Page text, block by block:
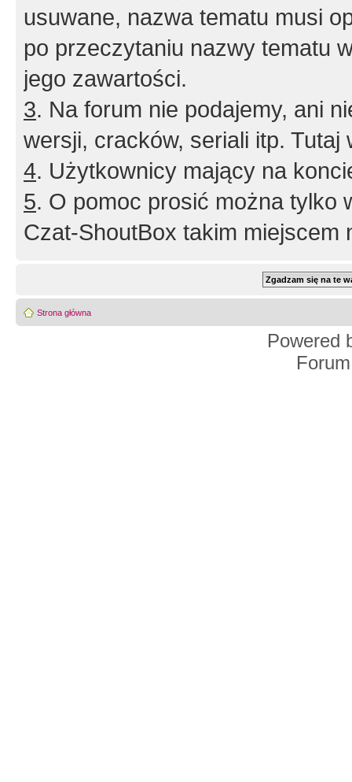
usuwane, nazwa tematu musi
po przeczytaniu nazwy tematu
jego zawartości.
3. Na forum nie podajemy, ani
wersji, cracków, seriali itp. Tutaj
4. Użytkownicy mający na
5. O pomoc prosić można tylko
Czat-ShoutBox takim miejscem
Strona główna
Powered